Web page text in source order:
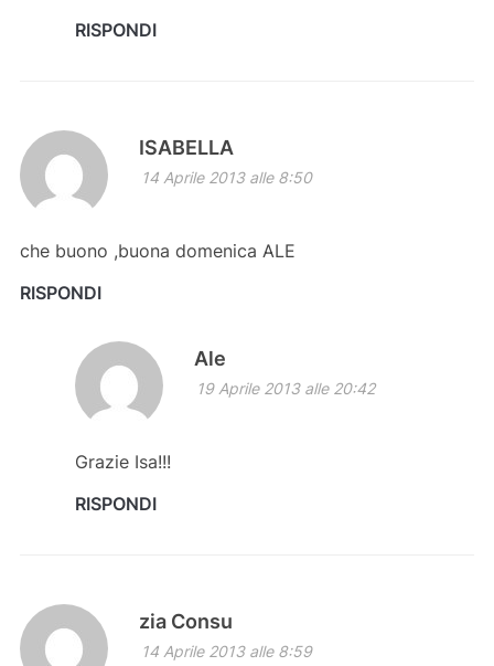
RISPONDI
ISABELLA
14 Aprile 2013 alle 8:50
che buono ,buona domenica ALE
RISPONDI
Ale
19 Aprile 2013 alle 20:42
Grazie Isa!!!
RISPONDI
zia Consu
14 Aprile 2013 alle 8:59